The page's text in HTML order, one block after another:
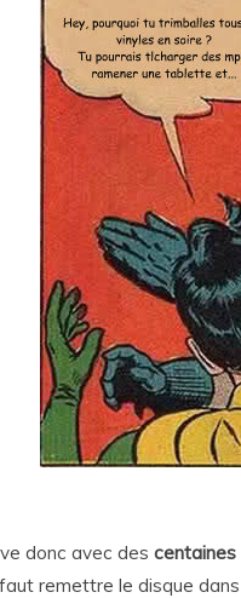
donc avec des centaines
remettre le disque